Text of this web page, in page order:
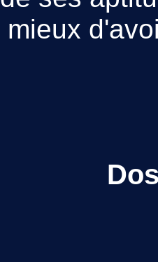
mieux